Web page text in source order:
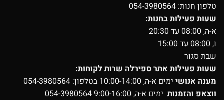
טלפון חנות:054-3980564
שעות פעילות בחנות:
א-ה, 08:00 עד 20:30
ו, 08:00 עד 15:00
שבת סגור
שעות פעילות אתר ספירלה שרות לקוחות:
מענה אנושיימים א-ה, 10:00-14:00 בטלפון:
054-3980564
ווצאפ והזמנותימים א-ה, 9:00-16:00 054-3980564